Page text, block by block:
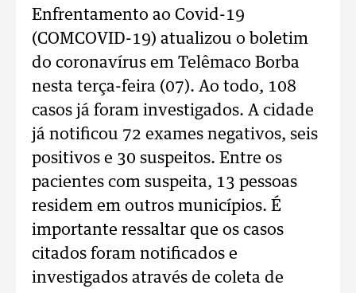
Enfrentamento ao Covid-19
(COMCOVID-19) atualizou o boletim
do coronavírus em Telêmaco Borba
nesta terça-feira (07). Ao todo, 108
casos já foram investigados. A cidade
já notificou 72 exames negativos, seis
positivos e 30 suspeitos. Entre os
pacientes com suspeita, 13 pessoas
residem em outros municípios. É
importante ressaltar que os casos
citados foram notificados e
investigados através de coleta de